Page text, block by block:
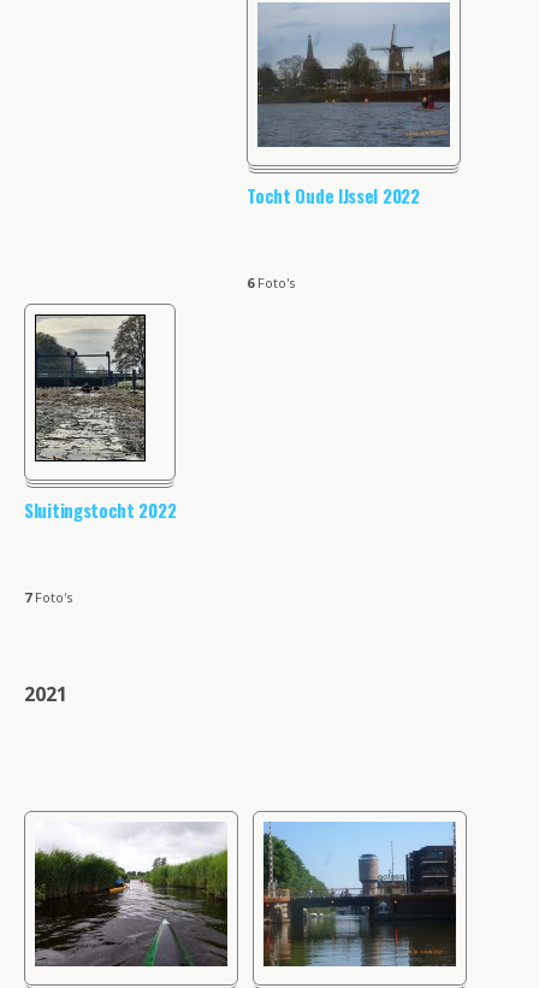
Tocht Oude IJssel 2022
6Foto's
Sluitingstocht 2022
7Foto's
2021